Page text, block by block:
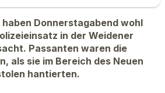
Donnerstagabend wohl
in der Weidener
Passanten waren die
als sie im Bereich des Neuen
hantierten.